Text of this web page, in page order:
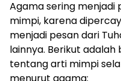
Agama sering menjadi
mimpi, karena
menjadi pesan dari
lainnya. Berikut
tentang arti mimpi